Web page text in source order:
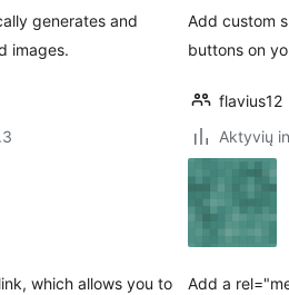
generates and
images.
Add custom
buttons on
flavius12
Aktyvių
which allows you to
Add a